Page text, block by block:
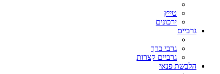
טייץ
ירכונים
גרביים
גרבי ברך
גרביים קצרות
הלבשת פנאי